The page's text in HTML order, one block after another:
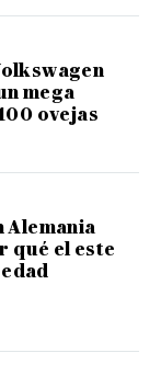
mega
ovejas
Alemania
qué el este